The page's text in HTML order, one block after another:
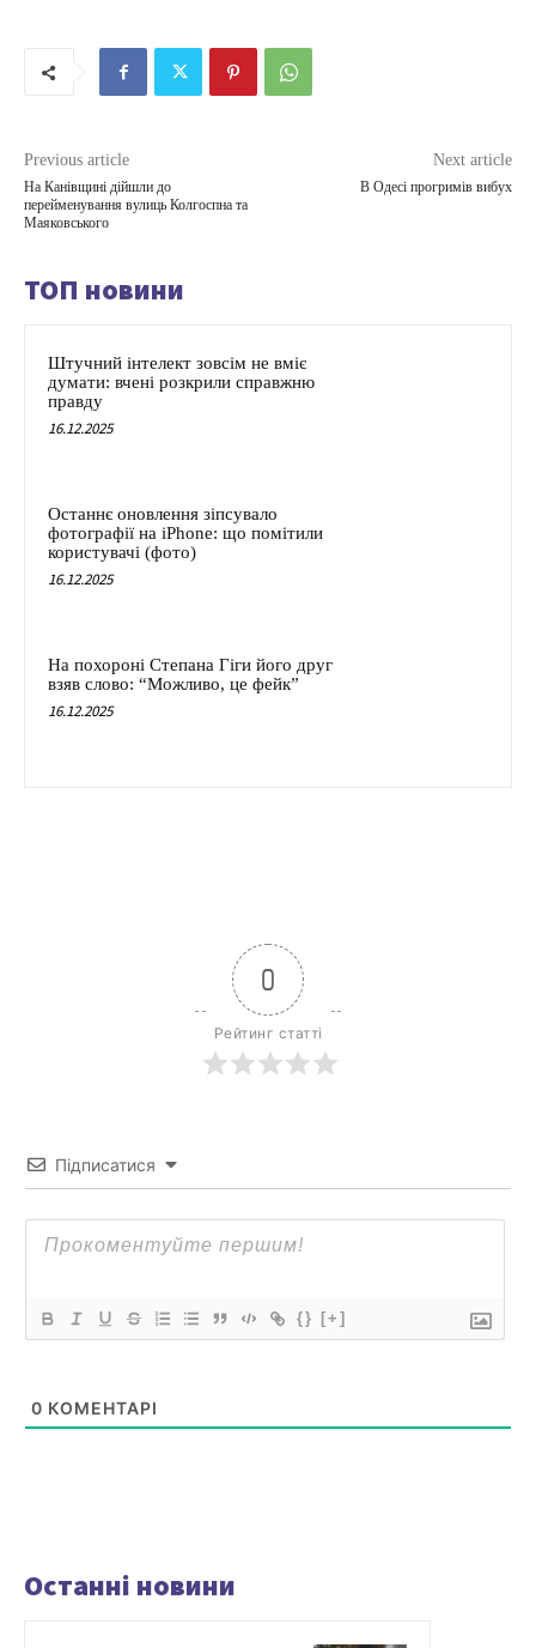
Previous article
На Канівщині дійшли до
перейменування вулиць Колгоспна та
Маяковського
Next article
В Одесі прогримів вибух
ТОП новини
Штучний інтелект зовсім не вміє
думати: вчені розкрили справжню
правду
16.12.2025
Останнє оновлення зіпсувало
фотографії на iPhone: що помітили
користувачі (фото)
16.12.2025
На похороні Степана Гіги його друг
взяв слово: “Можливо, це фейк”
16.12.2025
0
Рейтинг статті
Підписатися
{} [+]
0 КОМЕНТАРІ
Останні новини